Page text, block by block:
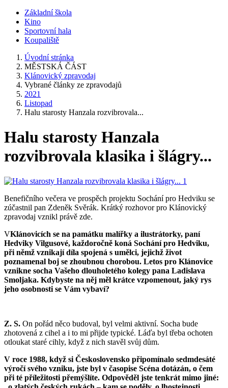
Základní škola
Kino
Sportovní hala
Koupaliště
Úvodní stránka
MĚSTSKÁ ČÁST
Klánovický zpravodaj
Vybrané články ze zpravodajů
2021
Listopad
Halu starosty Hanzala rozvibrovala...
Halu starosty Hanzala
rozvibrovala klasika i šlágry...
Benefičního večera ve prospěch projektu Sochání pro Hedviku se
zúčastnil pan Zdeněk Svěrák. Krátký rozhovor pro Klánovický
zpravodaj vznikl právě zde.
VKlánovicích se na památku malířky a ilustrátorky, paní
Hedviky Vilgusové, každoročně koná Sochání pro Hedviku,
při němž vznikají díla spojená s umělci, jejichž život
poznamenal boj se zhoubnou chorobou. Letos pro Klánovice
vznikne socha Vašeho dlouholetého kolegy pana Ladislava
Smoljaka. Kdybyste na něj měl krátce vzpomenout, jaký rys
jeho osobnosti se Vám vybaví?
Z. S. On pořád něco budoval, byl velmi aktivní. Socha bude
zhotovená z cihel a i to mi přijde typické. Láďa byl třeba ochoten
otloukat staré cihly, když z nich stavěl svůj dům.
V roce 1988, když si Československo připomínalo sedmdesáté
výročí svého vzniku, jste byl v časopise Scéna dotázán, o čem
při té příležitosti přemýšlíte. Odpověděl jste tenkrát mimo jiné: